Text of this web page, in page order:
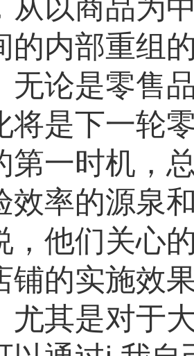
从以商品为
的内部重组
无论是零售
将是下一轮
第一时机，
效率的源泉
，他们关心
铺的实施效
尤其是对于